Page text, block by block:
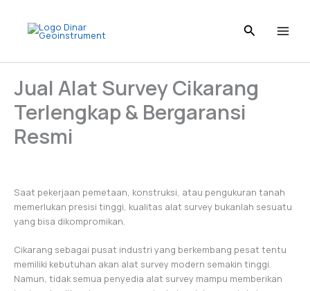
content
Jual Alat Survey Cikarang
Terlengkap & Bergaransi
Resmi
Saat pekerjaan pemetaan, konstruksi, atau pengukuran tanah
memerlukan presisi tinggi, kualitas alat survey bukanlah sesuatu
yang bisa dikompromikan.
Cikarang sebagai pusat industri yang berkembang pesat tentu
memiliki kebutuhan akan alat survey modern semakin tinggi.
Namun, tidak semua penyedia alat survey mampu memberikan